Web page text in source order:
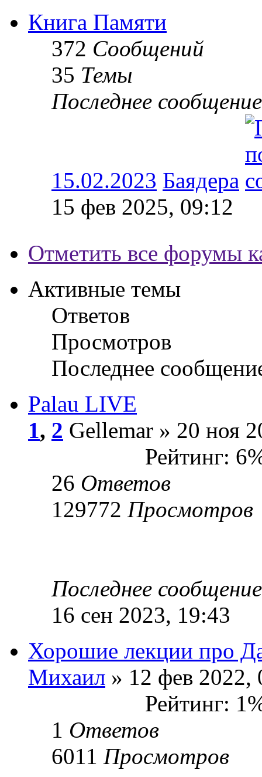
Книга Памяти
372 Сообщений
35 Темы
Последнее сообщение
15.02.2023 Баядера
15 фев 2025, 09:12
Отметить все форумы
Активные темы
Ответов
Просмотров
Последнее
Palau LIVE
1, 2 Gellemar » 20 ноя
Рейтинг:
26 Ответов
129772 Просмотров
Последнее
16 сен 2023, 19:43
Хорошие лекции про
Михаил » 12 фев 2022,
Рейтинг:
1 Ответов
6011 Просмотров